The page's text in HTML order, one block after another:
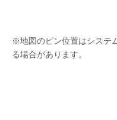
※地図のピン位置はシステ
る場合があります。